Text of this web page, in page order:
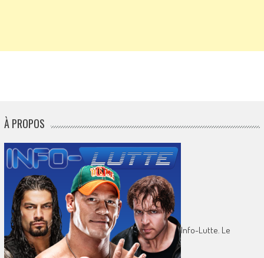
À PROPOS
Info-Lutte. Le